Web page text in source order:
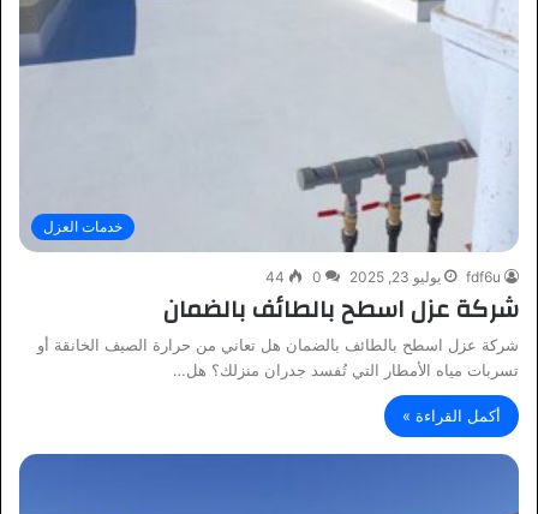
خدمات العزل
fdf6u يوليو 23, 2025 0
44
شركة عزل اسطح بالطائف بالضمان
شركة عزل اسطح بالطائف بالضمان هل تعاني من حرارة الصيف الخانقة أو
تسربات مياه الأمطار التي تُفسد جدران منزلك؟ هل…
أكمل القراءة »